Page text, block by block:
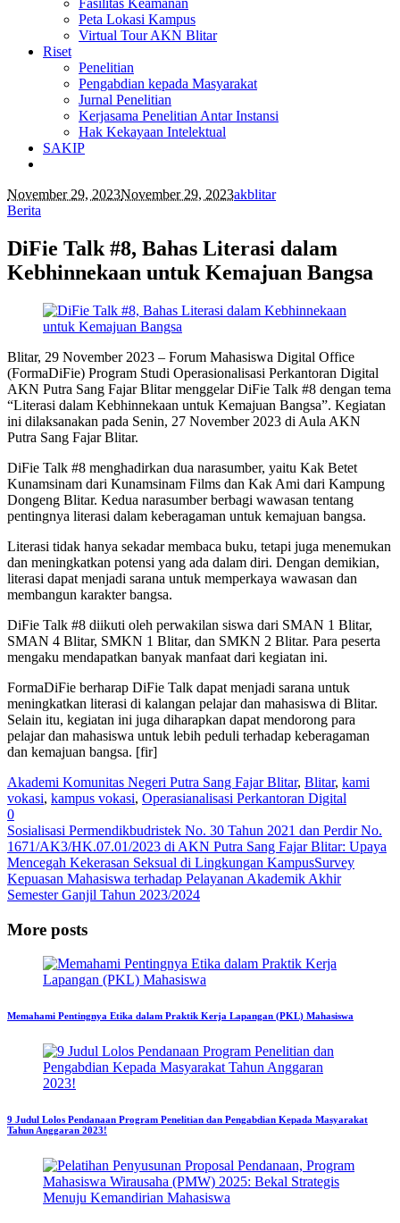
Fasilitas Keamanan
Peta Lokasi Kampus
Virtual Tour AKN Blitar
Riset
Penelitian
Pengabdian kepada Masyarakat
Jurnal Penelitian
Kerjasama Penelitian Antar Instansi
Hak Kekayaan Intelektual
SAKIP
November 29, 2023November 29, 2023akblitar
Berita
DiFie Talk #8, Bahas Literasi dalam
Kebhinnekaan untuk Kemajuan Bangsa
Blitar, 29 November 2023 – Forum Mahasiswa Digital Office
(FormaDiFie) Program Studi Operasionalisasi Perkantoran Digital
AKN Putra Sang Fajar Blitar menggelar DiFie Talk #8 dengan tema
“Literasi dalam Kebhinnekaan untuk Kemajuan Bangsa”. Kegiatan
ini dilaksanakan pada Senin, 27 November 2023 di Aula AKN
Putra Sang Fajar Blitar.
DiFie Talk #8 menghadirkan dua narasumber, yaitu Kak Betet
Kunamsinam dari Kunamsinam Films dan Kak Ami dari Kampung
Dongeng Blitar. Kedua narasumber berbagi wawasan tentang
pentingnya literasi dalam keberagaman untuk kemajuan bangsa.
Literasi tidak hanya sekadar membaca buku, tetapi juga menemukan
dan meningkatkan potensi yang ada dalam diri. Dengan demikian,
literasi dapat menjadi sarana untuk memperkaya wawasan dan
membangun karakter bangsa.
DiFie Talk #8 diikuti oleh perwakilan siswa dari SMAN 1 Blitar,
SMAN 4 Blitar, SMKN 1 Blitar, dan SMKN 2 Blitar. Para peserta
mengaku mendapatkan banyak manfaat dari kegiatan ini.
FormaDiFie berharap DiFie Talk dapat menjadi sarana untuk
meningkatkan literasi di kalangan pelajar dan mahasiswa di Blitar.
Selain itu, kegiatan ini juga diharapkan dapat mendorong para
pelajar dan mahasiswa untuk lebih peduli terhadap keberagaman
dan kemajuan bangsa. [fir]
Akademi Komunitas Negeri Putra Sang Fajar Blitar, Blitar, kami
vokasi, kampus vokasi, Operasianalisasi Perkantoran Digital
0
Sosialisasi Permendikbudristek No. 30 Tahun 2021 dan Perdir No.
1671/AK3/HK.07.01/2023 di AKN Putra Sang Fajar Blitar: Upaya
Mencegah Kekerasan Seksual di Lingkungan KampusSurvey
Kepuasan Mahasiswa terhadap Pelayanan Akademik Akhir
Semester Ganjil Tahun 2023/2024
More posts
Memahami Pentingnya Etika dalam Praktik Kerja Lapangan (PKL) Mahasiswa
9 Judul Lolos Pendanaan Program Penelitian dan Pengabdian Kepada Masyarakat
Tahun Anggaran 2023!